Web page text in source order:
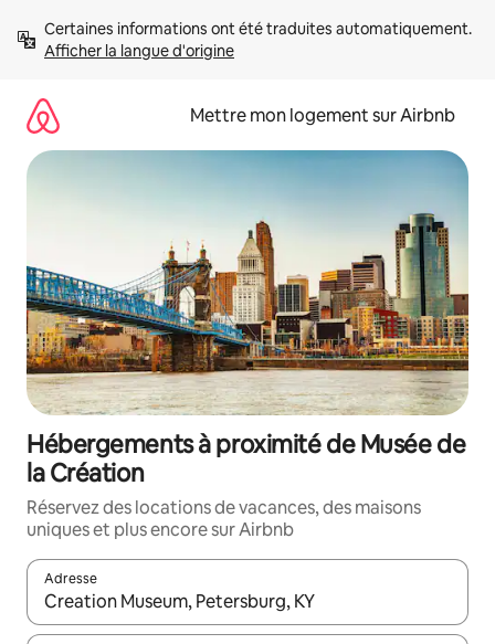
directement
Afficher la langue d'origine
Mettre mon logement sur Airbnb
Hébergements à proximité de Musée de
la Création
Réservez des locations de vacances, des maisons
uniques et plus encore sur Airbnb
Adresse
Lorsque les résultats s'affichent, utilisez les flèches vers le